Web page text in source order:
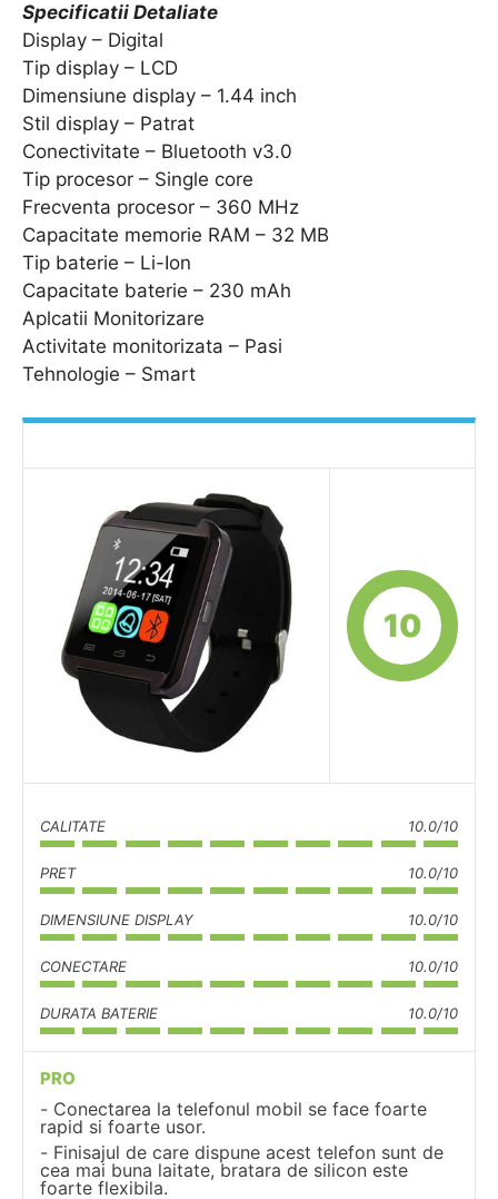
Specificatii Detaliate
Display – Digital
Tip display – LCD
Dimensiune display – 1.44 inch
Stil display – Patrat
Conectivitate – Bluetooth v3.0
Tip procesor – Single core
Frecventa procesor – 360 MHz
Capacitate memorie RAM – 32 MB
Tip baterie – Li-Ion
Capacitate baterie – 230 mAh
Aplcatii Monitorizare
Activitate monitorizata – Pasi
Tehnologie – Smart
10
CALITATE 10.0/10
PRET 10.0/10
DIMENSIUNE DISPLAY 10.0/10
CONECTARE 10.0/10
DURATA BATERIE 10.0/10
PRO
Conectarea la telefonul mobil se face foarte
rapid si foarte usor.
Finisajul de care dispune acest telefon sunt de
cea mai buna laitate, bratara de silicon este
foarte flexibila.